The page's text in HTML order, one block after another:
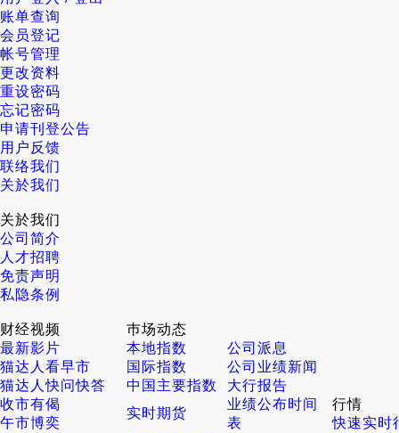
账单查询
会员登记
帐号管理
更改资料
重设密码
忘记密码
申请刊登公告
用户反馈
联络我们
关於我们
关於我们
公司简介
人才招聘
免责声明
私隐条例
财经视频
最新影片
猫达人看早市
猫达人快问快答
收市有偈
午市博奕
巿场动态
本地指数
公司派息
国际指数
公司业绩新闻
中国主要指数
大行报告
实时期货
业绩公布时间
表
行情
快速实时